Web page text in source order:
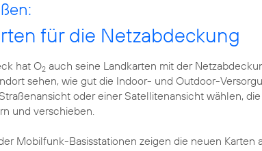
für die Netzabdeckung
hat O2 auch seine Landkarten mit der
sehen, wie gut die Indoor- und Outdoor-
oder einer Satellitenansicht wählen,
und verschieben.
Mobilfunk-Basisstationen zeigen die neuen Karten